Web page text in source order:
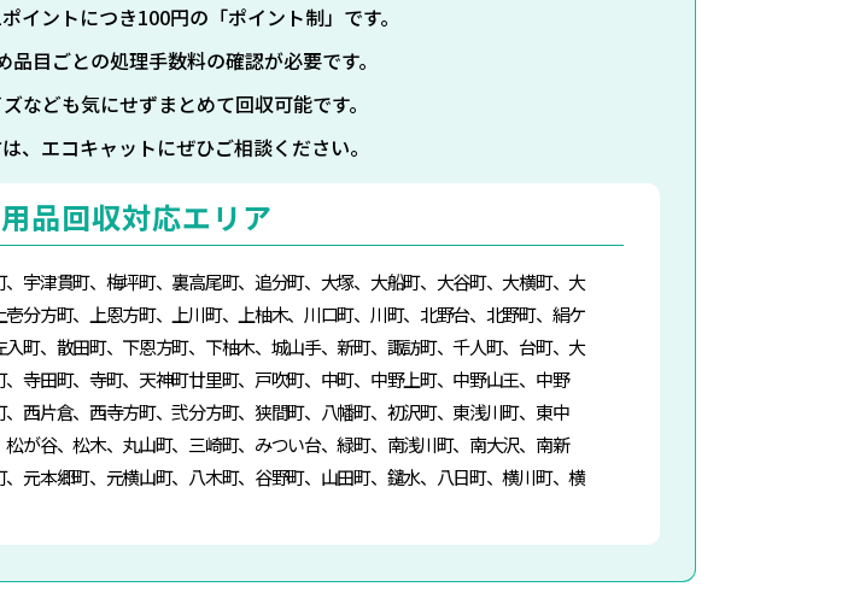
イントにつき100円の「ポイント制」です。
目ごとの処理手数料の確認が必要です。
なども気にせずまとめて回収可能です。
、エコキャットにぜひご相談ください。
品回収対応エリア
宇津貫町、梅坪町、裏高尾町、追分町、大塚、大船町、大谷町、大横町、大
分方町、上恩方町、上川町、上柚木、川口町、川町、北野台、北野町、絹ケ
町、散田町、下恩方町、下柚木、城山手、新町、諏訪町、千人町、台町、大
寺田町、寺町、天神町廿里町、戸吹町、中町、中野上町、中野山王、中野
西片倉、西寺方町、弐分方町、狭間町、八幡町、初沢町、東浅川町、東中
が谷、松木、丸山町、三崎町、みつい台、緑町、南浅川町、南大沢、南新
元本郷町、元横山町、八木町、谷野町、山田町、鑓水、八日町、横川町、横